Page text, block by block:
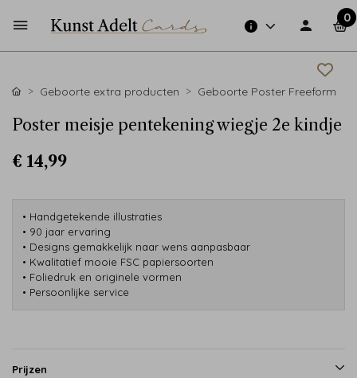
0
Geboorte extra producten Geboorte Poster Freeform
Poster meisje pentekening wiegje 2e kindje
€ 14,99
• Handgetekende illustraties
• 90 jaar ervaring
• Designs gemakkelijk naar wens aanpasbaar
• Kwalitatief mooie FSC papiersoorten
• Foliedruk en originele vormen
• Persoonlijke service
Prijzen